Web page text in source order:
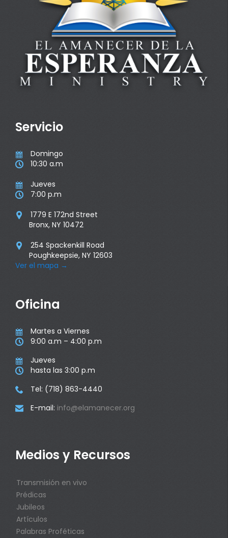
Servicio
 Domingo
 10:30 a.m
 Jueves
 7:00 p.m

1779 E 172nd Street
Bronx, NY 10472

254 Spackenkill Road
Poughkeepsie, NY 12603
Ver el mapa →
Oficina
 Martes a Viernes
 9:00 a.m – 4:00 p.m
 Jueves
 hasta las 3:00 p.m
 Tel: (718) 863-4440
 E-mail: info@elamanecer.org
Medios y Recursos
Transmisión en vivo
Prédicas
Jubileos
Artículos
Palabras Proféticas